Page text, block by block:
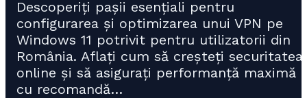
Descoperiți pașii esențiali pentru
configurarea și optimizarea unui VPN pe
Windows 11 potrivit pentru utilizatorii din
România. Aflați cum să creșteți securitatea
online și să asigurați performanță maximă
cu recomandă…